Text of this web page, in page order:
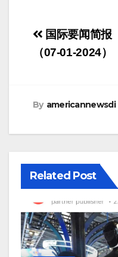
Post
navigation
国际要闻简报
（07-01-2024）
By americannewsdi
Related Post